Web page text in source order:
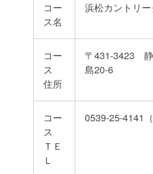
コー
ス名
浜松カントリ
コー
ス
住所
〒431-3423
島20-6
コー
ス
ＴＥ
Ｌ
0539-25-4141（